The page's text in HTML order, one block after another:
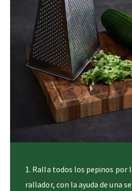
Ralla todos los pepinos por
rallador, con la ayuda de una